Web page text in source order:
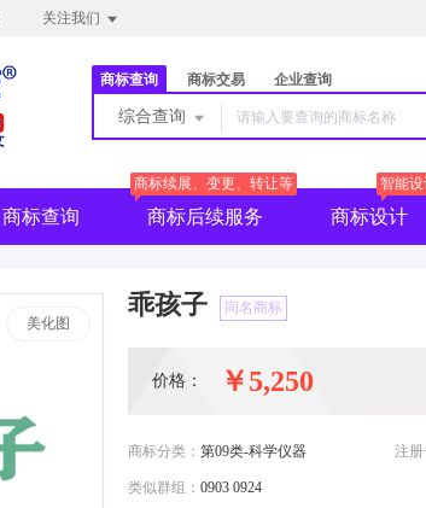
关注我们
商标查询 商标交易 企业查询
综合查询
商标查询 商标后续服务
商标续展、变更、转让等
商标设计
智能
美化图
乖孩子 同名商标
价格： ￥5,250
商标分类： 第09类-科学仪器 注册
类似群组： 0903 0924